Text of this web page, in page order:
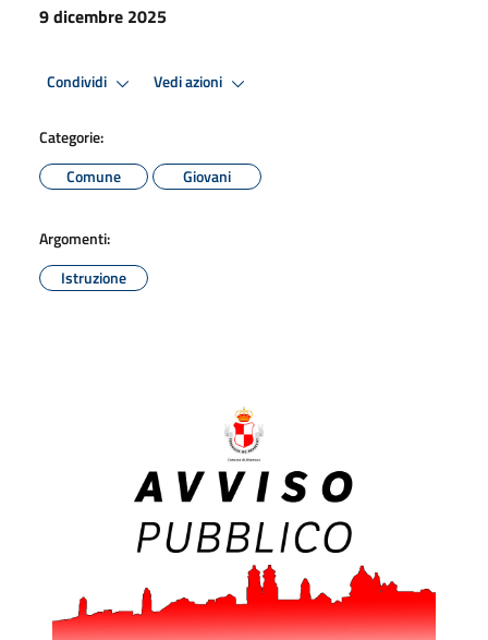
9 dicembre 2025
Condividi Vedi azioni
Categorie:
Comune
Giovani
Argomenti:
Istruzione